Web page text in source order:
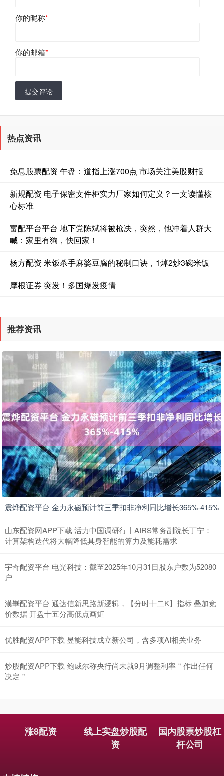
你的昵称*
你的邮箱*
提交评论
热点资讯
免息股票配资 午盘：道指上涨700点 市场关注美股财报
新规配资 电子保密文件柜实力厂家如何定义？一文读懂核
心标准
富配平台平台 地下党陈斌将被枪决，突然，他冲着人群大
喊：家里有狗，快回家！
杨方配资 米饭杀手麻婆豆腐的秘制口诀，1焯2炒3碗米饭
摩根证券 突发！多国爆发疫情
推荐资讯
震烨配资平台 金力永磁预计前三季扣非净利同比增长365%-415%
山东配资网APP下载 活力中国调研行丨AIRS常务副院长丁宁：
计算架构迭代将大幅降低具身智能的算力及能耗需求
宇奇配资平台 电光科技：截至2025年10月31日股东户数为52080
户
漢崋配资平台 通达信新思路新逻辑，【分时十二K】指标 叠加竞
价数据 开盘十五分高低点画矩
优胜配资APP下载 昱能科技成立新公司，含多项AI相关业务
炒股配资APP下载 鲍威尔称央行尚未就9月调整利率＂作出任何
决定＂
涨8配资
线上实盘炒股配
资
国内股票炒股杠
杆公司